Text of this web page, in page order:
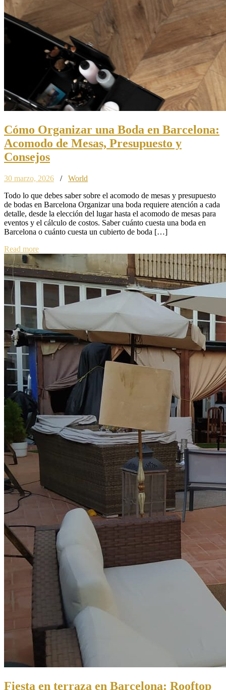
Cómo Organizar una Boda en Barcelona:
Acomodo de Mesas, Presupuesto y
Consejos
30 marzo, 2026 / World
Todo lo que debes saber sobre el acomodo de mesas y presupuesto
de bodas en Barcelona Organizar una boda requiere atención a cada
detalle, desde la elección del lugar hasta el acomodo de mesas para
eventos y el cálculo de costos. Saber cuánto cuesta una boda en
Barcelona o cuánto cuesta un cubierto de boda […]
Read more
Fiesta en terraza en Barcelona: Rooftop